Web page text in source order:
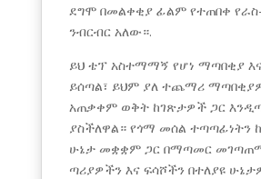
ደግሞ በመልቀቂያ ፊልም የተጠበቀ
ንብርብር አለው።.
ይህ ቴፕ አስተማማኝ የሆነ ማጣበቂያ
ይሰጣል፣ ይህም ያለ ተጨማሪ
አጠቃቀም ወቅት ከገጽታዎች ጋር
ያስችለዋል። የጎማ መሰል ተጣጣፊነትን
ሁኔታ መቋቋም ጋር በማጣመር
ጣሪያዎችን እና ፍሳሾችን በተለያዩ